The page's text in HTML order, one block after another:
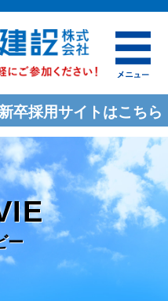
新卒採用サイトはこちら
ー